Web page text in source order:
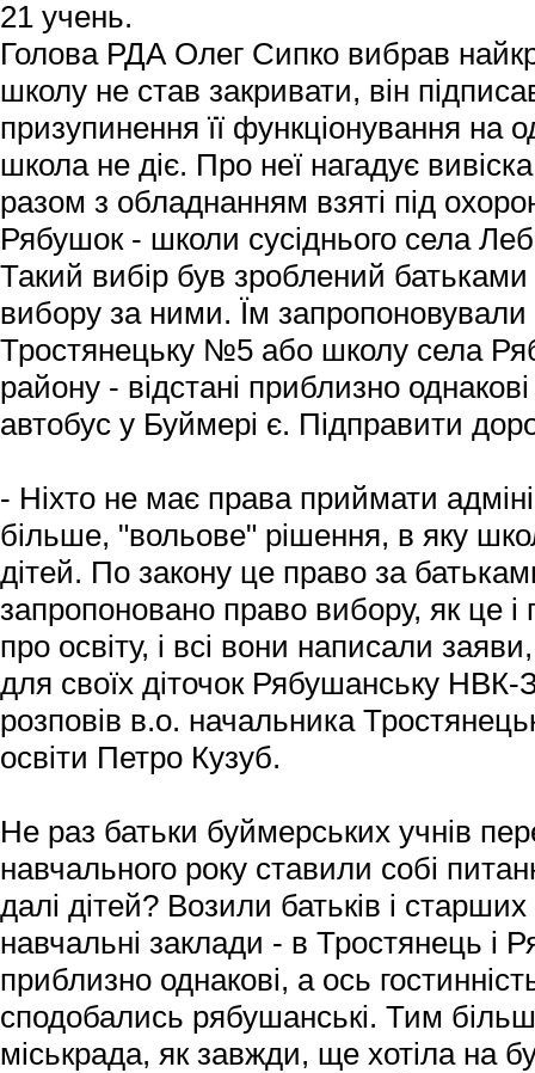
21 учень.
Голова РДА Олег Сипко вибрав
школу не став закривати, він
призупинення її функціонування на
школа не діє. Про неї нагадує вивіска
разом з обладнанням взяті під
Рябушок - школи сусіднього села
Такий вибір був зроблений
вибору за ними. Їм запропоновували
Тростянецьку №5 або школу села
району - відстані приблизно
автобус у Буймері є. Підправити
- Ніхто не має права приймати
більше, "вольове" рішення, в яку
дітей. По закону це право за
запропоновано право вибору, як це
про освіту, і всі вони написали
для своїх діточок Рябушанську
розповів в.о. начальника
освіти Петро Кузуб.
Не раз батьки буймерських учнів
навчального року ставили собі
далі дітей? Возили батьків і
навчальні заклади - в Тростянець і
приблизно однакові, а ось
сподобались рябушанські. Тим
міськрада, як завжди, ще хотіла на